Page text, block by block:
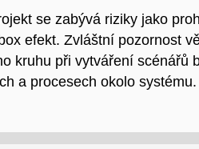
se zabývá riziky jako
efekt. Zvláštní pozornost
kruhu při vytváření scénářů
a procesech okolo systému.